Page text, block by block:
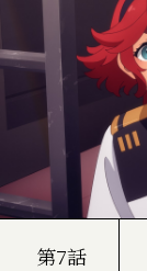
第7話